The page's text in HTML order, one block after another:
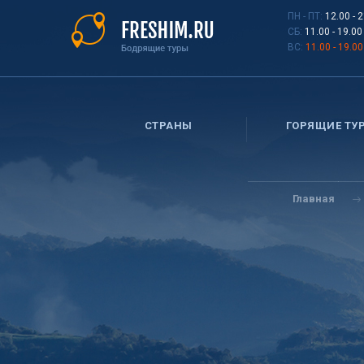
ПН - ПТ: 12.00 -
СБ: 11.00 - 19.00
ВС: 11.00 - 19.00
СТРАНЫ ГОРЯЩИЕ
Вы
здесь
Главная